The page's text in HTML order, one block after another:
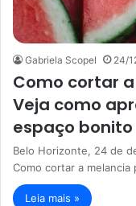
Gabriela Scopel 24/
Como cortar
Veja como
espaço bonito
Belo Horizonte, 24 de
Como cortar a
Leia mais »